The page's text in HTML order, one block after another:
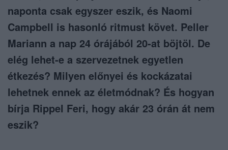
naponta csak egyszer eszik, és Naomi
Campbell is hasonló ritmust követ. Peller
Mariann a nap 24 órájából 20-at böjtöl. De
elég lehet-e a szervezetnek egyetlen
étkezés? Milyen előnyei és kockázatai
lehetnek ennek az életmódnak? És hogyan
bírja Rippel Feri, hogy akár 23 órán át nem
eszik?